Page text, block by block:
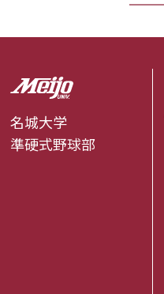
名城大学
準硬式野球部